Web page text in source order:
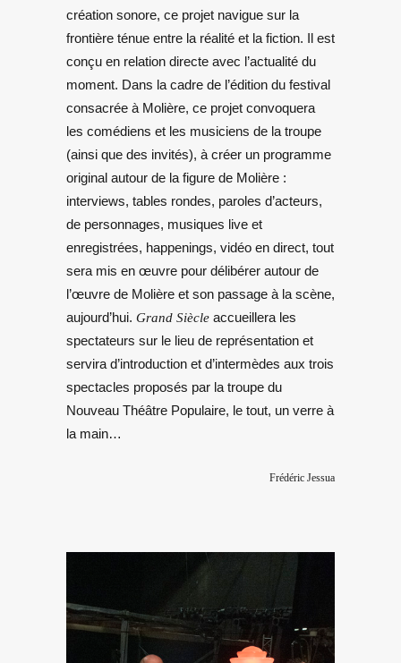
création sonore, ce projet navigue sur la
frontière ténue entre la réalité et la fiction. Il est
conçu en relation directe avec l’actualité du
moment. Dans la cadre de l’édition du festival
consacrée à Molière, ce projet convoquera
les comédiens et les musiciens de la troupe
(ainsi que des invités), à créer un programme
original autour de la figure de Molière :
interviews, tables rondes, paroles d’acteurs,
de personnages, musiques live et
enregistrées, happenings, vidéo en direct, tout
sera mis en œuvre pour délibérer autour de
l’œuvre de Molière et son passage à la scène,
aujourd’hui. Grand Siècle accueillera les
spectateurs sur le lieu de représentation et
servira d’introduction et d’intermèdes aux trois
spectacles proposés par la troupe du
Nouveau Théâtre Populaire, le tout, un verre à
la main…
Frédéric Jessua